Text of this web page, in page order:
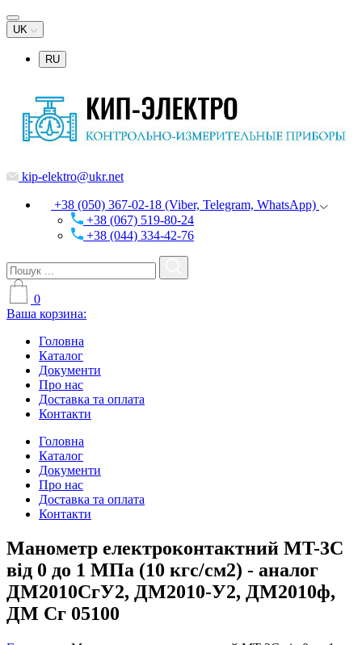
UK
RU
kip-elektro@ukr.net
+38 (050) 367-02-18 (Viber, Telegram, WhatsApp)
+38 (067) 519-80-24
+38 (044) 334-42-76
0
Ваша корзина:
Головна
Каталог
Документи
Про нас
Доставка та оплата
Контакти
Головна
Каталог
Документи
Про нас
Доставка та оплата
Контакти
Манометр електроконтактний MT-3C
від 0 до 1 МПа (10 кгс/см2) - аналог
ДМ2010СгУ2, ДМ2010-У2, ДМ2010ф,
ДМ Сг 05100